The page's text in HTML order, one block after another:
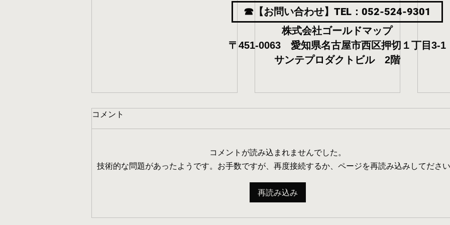
【東区】名古屋市 生活保護
賃貸物件 おすすめ
コメント
コメントが読み込まれませんでした。
技術的な問題があったようです。お手数ですが、再度接続するか、ページを再読み込みしてださい
再読み込み
☎【お問い合わせ】TEL：052-524-9301
株式会社ゴールドマップ
〒451-0063 愛知県名古屋市西区押切１丁目3-1
サンテプロダクトビル 2階